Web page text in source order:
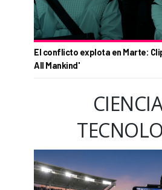
El conflicto explota en Marte:
All Mankind'